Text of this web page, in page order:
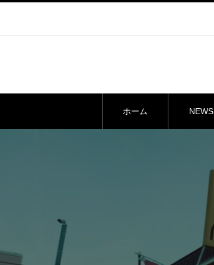
ホーム NEWS